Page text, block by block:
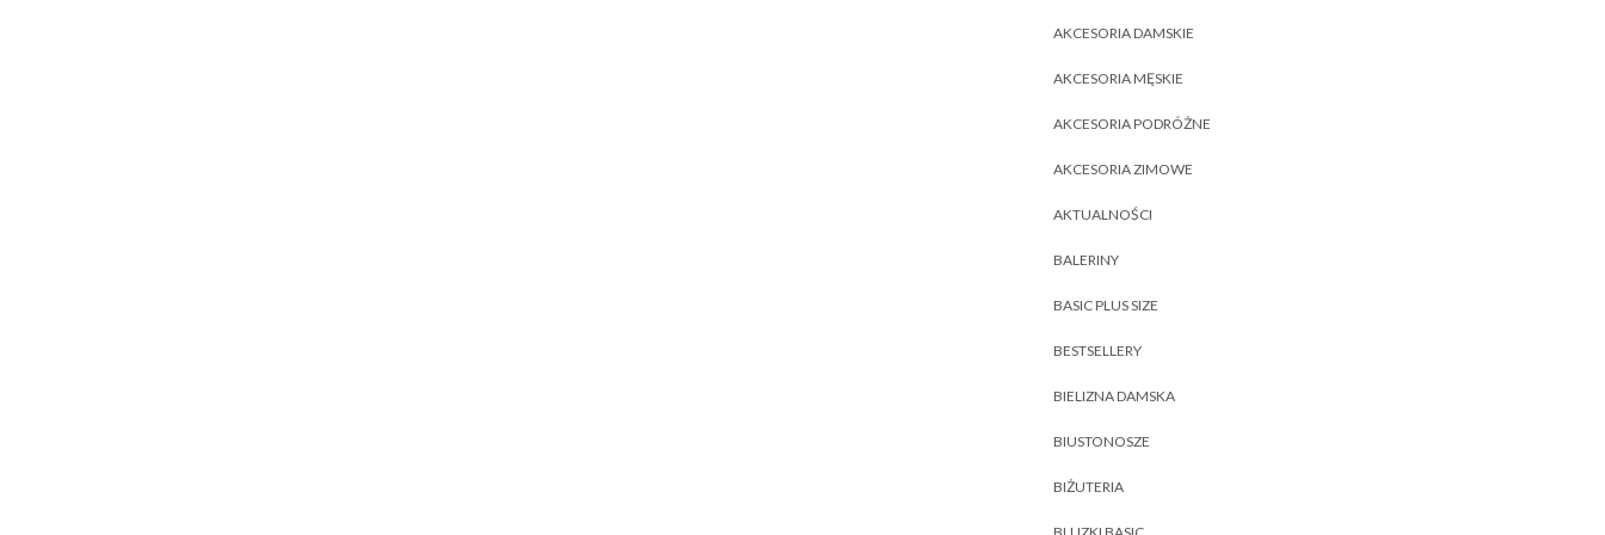
AKCESORIA DAMSKIE
AKCESORIA MĘSKIE
AKCESORIA PODRÓŻNE
AKCESORIA ZIMOWE
AKTUALNOŚCI
BALERINY
BASIC PLUS SIZE
BESTSELLERY
BIELIZNA DAMSKA
BIUSTONOSZE
BIŻUTERIA